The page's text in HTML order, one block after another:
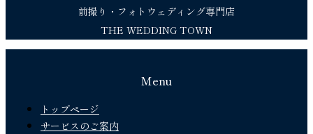
前撮り・フォトウェディング専門店
THE WEDDING TOWN
Menu
トップページ
サービスのご案内